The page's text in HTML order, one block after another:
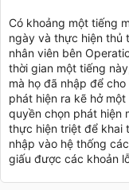
Có khoảng một tiếng
ngày và thực hiện thủ
nhân viên bên
thời gian một tiếng
mà họ đã nhập để
phát hiện ra kẽ hở
quyền chọn phát hiện
thực hiện triệt để khai
nhập vào hệ thống
giấu được các khoản